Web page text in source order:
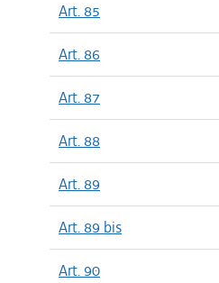
Art. 85
Art. 86
Art. 87
Art. 88
Art. 89
Art. 89 bis
Art. 90